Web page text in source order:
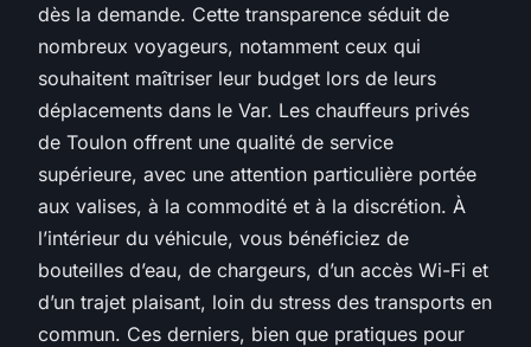
dès la demande. Cette transparence séduit de
nombreux voyageurs, notamment ceux qui
souhaitent maîtriser leur budget lors de leurs
déplacements dans le Var. Les chauffeurs privés
de Toulon offrent une qualité de service
supérieure, avec une attention particulière portée
aux valises, à la commodité et à la discrétion. À
l’intérieur du véhicule, vous bénéficiez de
bouteilles d’eau, de chargeurs, d’un accès Wi-Fi et
d’un trajet plaisant, loin du stress des transports en
commun. Ces derniers, bien que pratiques pour